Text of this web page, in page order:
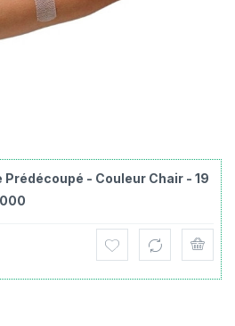
- Couleur Chair - 19